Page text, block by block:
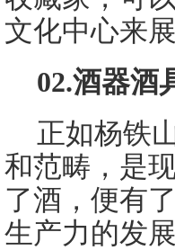
文化中心来
02.酒器酒
正如杨铁
和范畴，是
了酒，便有
生产力的发